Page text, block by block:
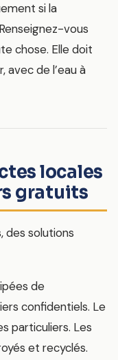
si la
vous
chose. Elle doit
avec de l’eau à
locales
gratuits
des solutions
de
confidentiels. Le
particuliers. Les
et recyclés.